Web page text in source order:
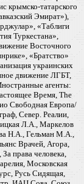
крымско-татарского
Эмират»),
«Таблиги
Туркестана»,
Восточного
«Братство»
украинских
движение ЛГБТ,
агенты:
Время, The
Свободная Европа/
Север. Реалии,
Л.А., Маркелов
Н.А., Гельман М.А.,
Врачей, Агора,
права человека,
Московская
Русь Сидящая,